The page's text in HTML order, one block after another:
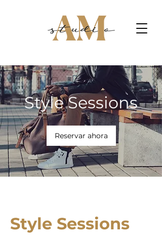
Style Sessions
Reservar ahora
Style Sessions